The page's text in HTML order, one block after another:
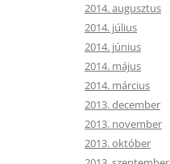
2014. augusztus
2014. július
2014. június
2014. május
2014. március
2013. december
2013. november
2013. október